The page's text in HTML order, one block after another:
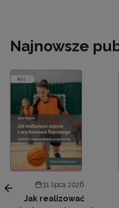
Najnowsze
31 lipca 2026
Jak realizować